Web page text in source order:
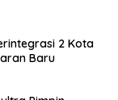
2 Kota
Baru